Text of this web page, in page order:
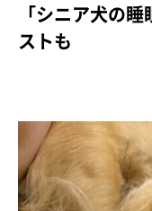
「シニア犬の
ストも